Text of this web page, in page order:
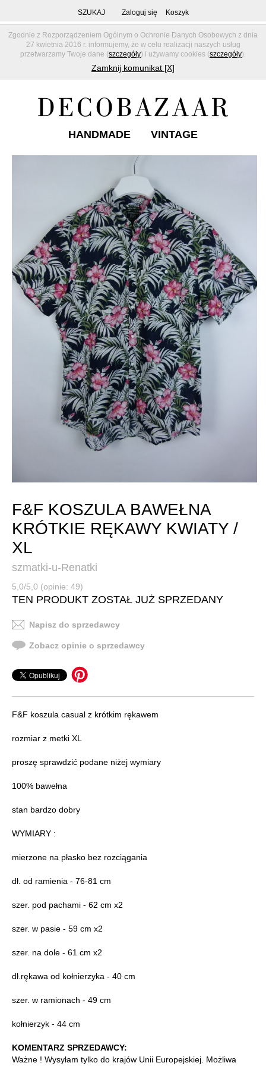
Zgodnie z Rozporządzeniem Ogólnym o Ochronie Danych Osobowych z dnia
27 kwietnia 2016 r. informujemy, że w celu realizacji naszych usług
przetwarzamy Twoje dane (szczegóły) i używamy cookies (szczegóły).
Zamknij komunikat [X]
SZUKAJ Zaloguj się Koszyk
HANDMADE VINTAGE
F&F KOSZULA BAWEŁNA
KRÓTKIE RĘKAWY KWIATY /
XL
szmatki-u-Renatki
5,0/5,0 (opinie: 49)
TEN PRODUKT ZOSTAŁ JUŻ SPRZEDANY
Napisz do sprzedawcy
Zobacz opinie o sprzedawcy
F&F koszula casual z krótkim rękawem
rozmiar z metki XL
proszę sprawdzić podane niżej wymiary
100% bawełna
stan bardzo dobry
WYMIARY :
mierzone na płasko bez rozciągania
dł. od ramienia - 76-81 cm
szer. pod pachami - 62 cm x2
szer. w pasie - 59 cm x2
szer. na dole - 61 cm x2
dł.rękawa od kołnierzyka - 40 cm
szer. w ramionach - 49 cm
kołnierzyk - 44 cm
KOMENTARZ SPRZEDAWCY:
Ważne ! Wysyłam tylko do krajów Unii Europejskiej. Możliwa